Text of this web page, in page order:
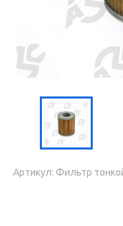
Артикул: Фильтр